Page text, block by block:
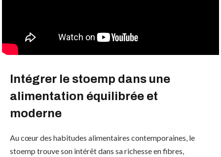
Intégrer le stoemp dans une
alimentation équilibrée et
moderne
Au cœur des habitudes alimentaires contemporaines, le
stoemp trouve son intérêt dans sa richesse en fibres,